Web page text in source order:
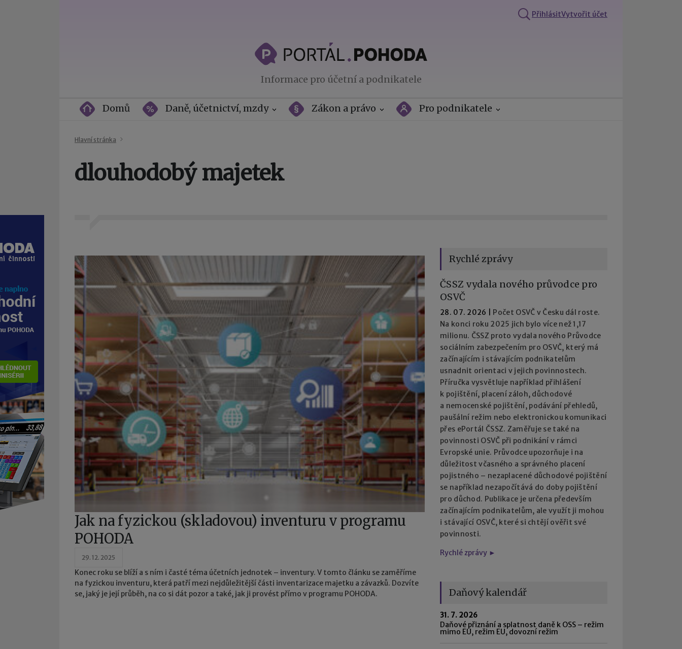
PřihlásitVytvořit účet
Informace pro účetní a podnikatele
Domů Daně, účetnictví, mzdy Zákon a právo Pro podnikatele
Hlavní stránka
dlouhodobý majetek
Jak na fyzickou (skladovou) inventuru v programu
POHODA
29. 12. 2025
Konec roku se blíží a s ním i časté téma účetních jednotek – inventury. V tomto článku se zaměříme
na fyzickou inventuru, která patří mezi nejdůležitější části inventarizace majetku a závazků. Dozvíte
se, jaký je její průběh, na co si dát pozor a také, jak ji provést přímo v programu POHODA.
Rychlé zprávy
ČSSZ vydala nového průvodce pro
OSVČ
28. 07. 2026
Počet OSVČ v Česku dál roste.
Na konci roku 2025 jich bylo více než 1,17
milionu. ČSSZ proto vydala nového Průvodce
sociálním zabezpečením pro OSVČ, který má
začínajícím i stávajícím podnikatelům
usnadnit orientaci v jejich povinnostech.
Příručka vysvětluje například přihlášení
k pojištění, placení záloh, důchodové
a nemocenské pojištění, podávání přehledů,
paušální režim nebo elektronickou komunikaci
přes ePortál ČSSZ. Zaměřuje se také na
povinnosti OSVČ při podnikání v rámci
Evropské unie. Průvodce upozorňuje i na
důležitost včasného a správného placení
pojistného – nezaplacené důchodové pojištění
se například nezapočítává do doby pojištění
pro důchod. Publikace je určena především
začínajícím podnikatelům, ale využít ji mohou
i stávající OSVČ, které si chtějí ověřit své
povinnosti.
Rychlé zprávy ►
Daňový kalendář
31. 7. 2026
Daňové přiznání a splatnost daně k OSS – režim
mimo EU, režim EU, dovozní režim